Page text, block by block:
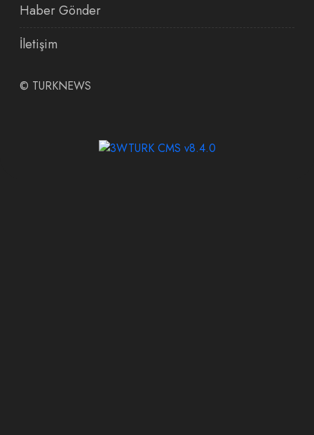
Haber Gönder
İletişim
© TURKNEWS